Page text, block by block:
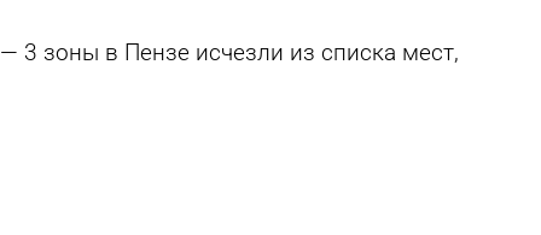
3 зоны в Пензе исчезли из списка мест,